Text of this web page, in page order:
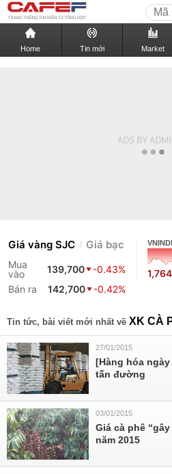
Home Tin mới Market
Giá vàng SJC Giá bạc
Mua
vào
139,700
-0.43%
Bán ra
142,700 -0.42%
Tin tức, bài viết mới nhất về XK CÀ
27/01/2015
[Hàng hóa
tấn đường
03/01/2015
Giá cà phê
năm 2015